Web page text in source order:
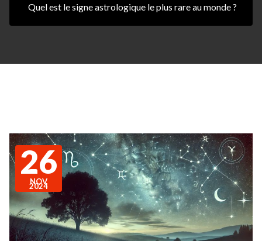
Quel est le signe astrologique le plus rare au monde ?
26
NOV
2024